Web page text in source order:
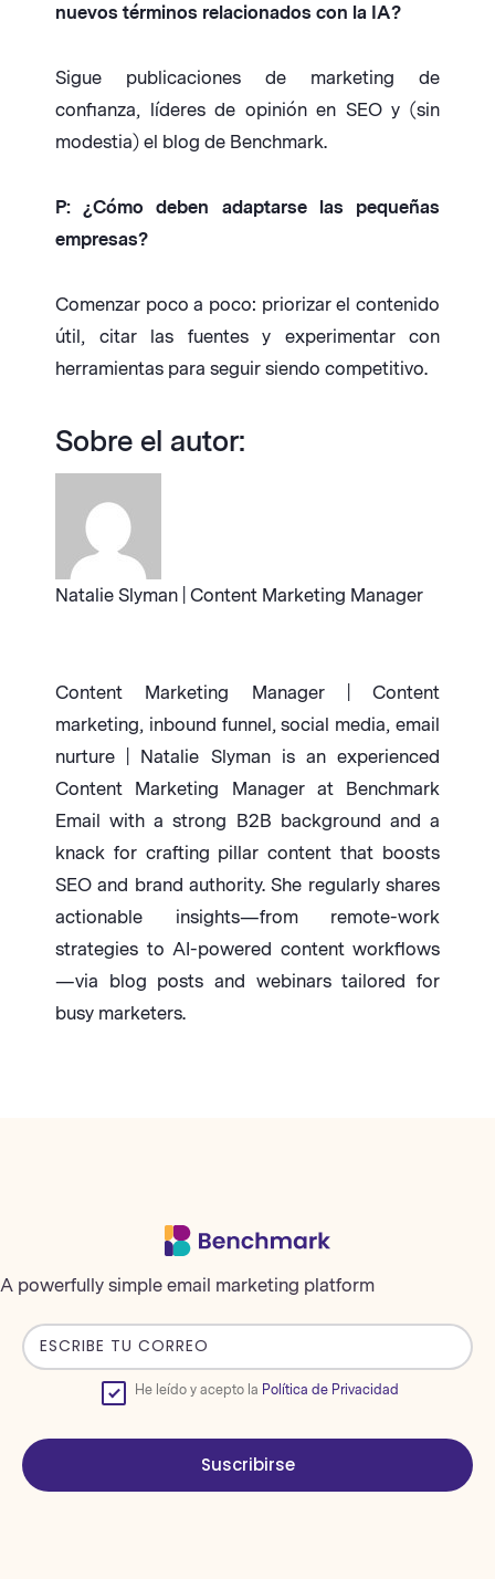
nuevos términos relacionados con la IA?
Sigue publicaciones de marketing de
confianza, líderes de opinión en SEO y (sin
modestia) el blog de Benchmark.
P: ¿Cómo deben adaptarse las pequeñas
empresas?
Comenzar poco a poco: priorizar el contenido
útil, citar las fuentes y experimentar con
herramientas para seguir siendo competitivo.
Sobre el autor:
Natalie Slyman | Content Marketing Manager
Content Marketing Manager | Content
marketing, inbound funnel, social media, email
nurture | Natalie Slyman is an experienced
Content Marketing Manager at Benchmark
Email with a strong B2B background and a
knack for crafting pillar content that boosts
SEO and brand authority. She regularly shares
actionable insights—from remote-work
strategies to AI-powered content workflows
—via blog posts and webinars tailored for
busy marketers.
A powerfully simple email marketing platform
He leído y acepto la Política de Privacidad
Suscribirse